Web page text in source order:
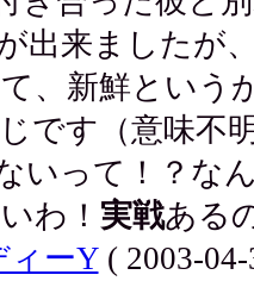
出来ましたが
、新鮮という
です（意味不
いって！？な
わ！ 実戦ある
ィーY( 2003-04-